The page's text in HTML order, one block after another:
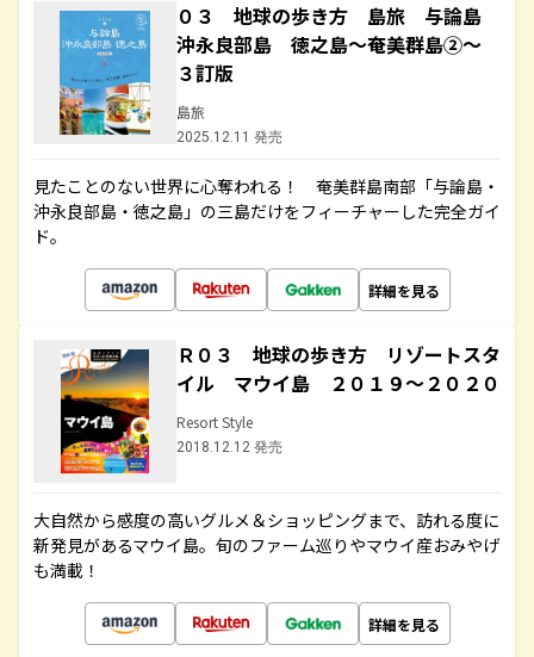
０３ 地球の歩き方 島旅 与論島
沖永良部島 徳之島～奄美群島②～
３訂版
島旅
2025.12.11 発売
見たことのない世界に心奪われる！ 奄美群島南部「与論島・
沖永良部島・徳之島」の三島だけをフィーチャーした完全ガイ
ド。
詳細を見る
Ｒ０３ 地球の歩き方 リゾートスタ
イル マウイ島 ２０１９～２０２０
Resort Style
2018.12.12 発売
大自然から感度の高いグルメ＆ショッピングまで、訪れる度に
新発見があるマウイ島。旬のファーム巡りやマウイ産おみやげ
も満載！
詳細を見る